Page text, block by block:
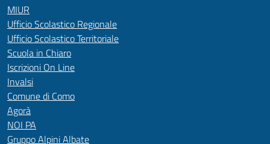
MIUR
Ufficio Scolastico Regionale
Ufficio Scolastico Territoriale
Scuola in Chiaro
Iscrizioni On Line
Invalsi
Comune di Como
Agorà
NOI PA
Gruppo Alpini Albate